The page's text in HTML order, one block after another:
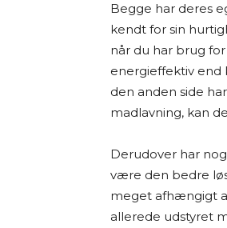
Begge har deres
kendt for sin
når du har brug
energieffektiv end
den anden side
madlavning, kan
Derudover har
være den bedre
meget afhængigt
allerede udstyret